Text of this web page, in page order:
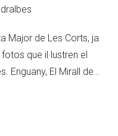
Major de Les Corts, ja
que il·lustren el
Enguany, El Mirall de…